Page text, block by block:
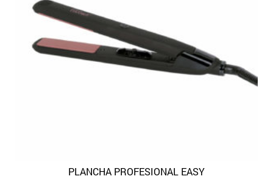
PLANCHA PROFESIONAL EASY